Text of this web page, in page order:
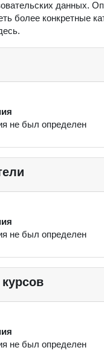
данных.
более конкретные
не был определен
не был определен
не был определен